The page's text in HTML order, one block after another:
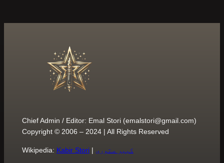
Chief Admin / Editor: Emal Stori (emalstori@gmail.com)
Copyright © 2006 – 2024 | All Rights Reserved
Wikipedia: Kabir Stori| کبیر ستوری